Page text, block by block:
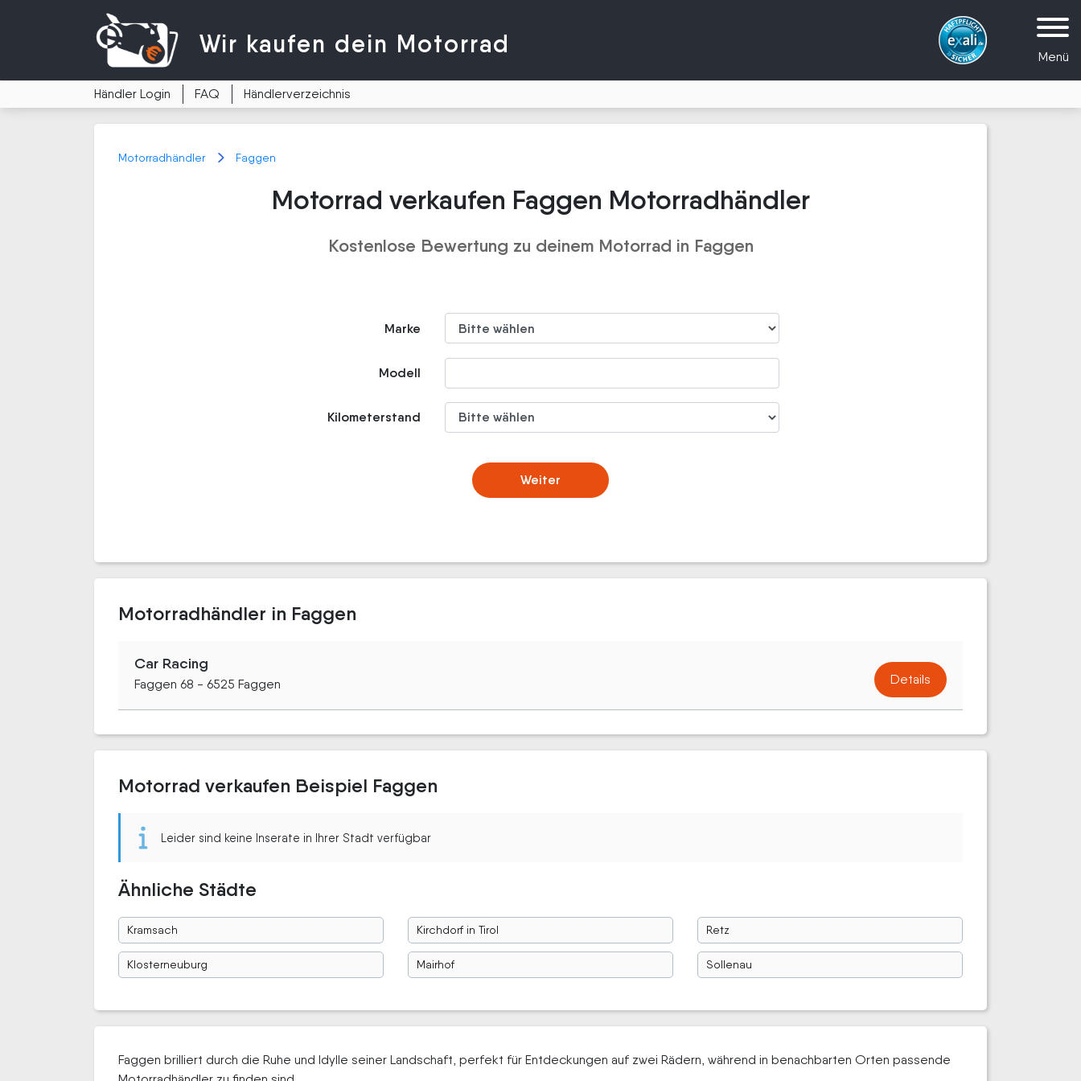
Menü
Wir kaufen dein Motorrad
Händler Login FAQ Händlerverzeichnis
Motorradhändler Faggen
Motorrad verkaufen Faggen Motorradhändler
Kostenlose Bewertung zu deinem Motorrad in Faggen
Marke
Modell
Kilometerstand
Weiter
Motorradhändler in Faggen
Car Racing
Faggen 68 - 6525 Faggen Details
Motorrad verkaufen Beispiel Faggen
Leider sind keine Inserate in Ihrer Stadt verfügbar
Ähnliche Städte
Kramsach Kirchdorf in Tirol Retz
Klosterneuburg Mairhof Sollenau
Faggen brilliert durch die Ruhe und Idylle seiner Landschaft, perfekt für Entdeckungen auf zwei Rädern, während in benachbarten Orten passende